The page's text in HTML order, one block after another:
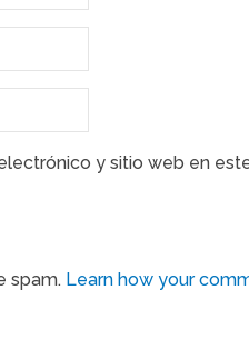
y sitio web en
spam. Learn how your